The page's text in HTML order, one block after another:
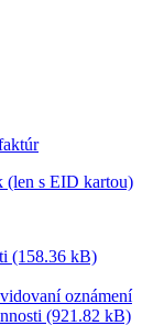
(len s EID kartou)
(158.36 kB)
oznámení
(921.82 kB)